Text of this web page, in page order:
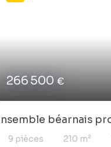
266 500€
béarnais
9 pièces 210 m²